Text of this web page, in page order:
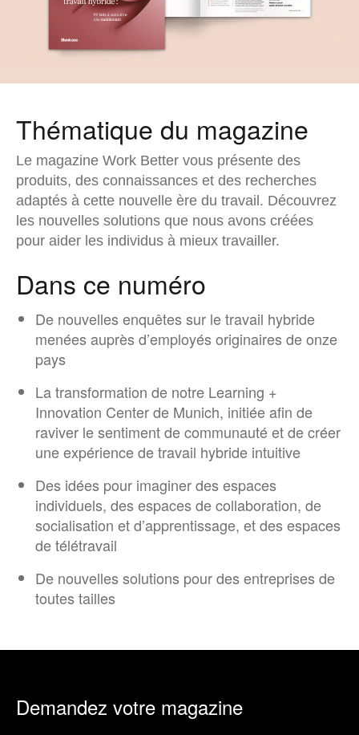
Thématique du magazine
Le magazine Work Better vous présente des
produits, des connaissances et des recherches
adaptés à cette nouvelle ère du travail. Découvrez
les nouvelles solutions que nous avons créées
pour aider les individus à mieux travailler.
Dans ce numéro
De nouvelles enquêtes sur le travail hybride
menées auprès d’employés originaires de onze
pays
La transformation de notre Learning +
Innovation Center de Munich, initiée afin de
raviver le sentiment de communauté et de créer
une expérience de travail hybride intuitive
Des idées pour imaginer des espaces
individuels, des espaces de collaboration, de
socialisation et d’apprentissage, et des espaces
de télétravail​​
De nouvelles solutions pour des entreprises de
toutes tailles
Demandez votre magazine